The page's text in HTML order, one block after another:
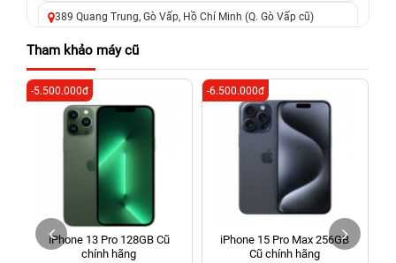
389 Quang Trung, Gò Vấp, Hồ Chí Minh (Q. Gò Vấp cũ)
625 - 625A Âu Cơ, Tân Phú, Hồ Chí Minh (Quận Tân Phú cũ)
326 Lê Văn Việt, Tăng Nhơn Phú, Hồ Chí Minh (Q.9 TP. Thủ
Đức cũ)
256 Võ Văn Ngân, Thủ Đức, Hồ Chí Minh (Bình Thọ, TP. Thủ
Đức Cũ)
70 Nguyễn An Ninh, Dĩ An, Hồ Chí Minh (Bình Dương Cũ)
24h Vũng Tàu: 162A Ba Cu, Vũng Tàu, Hồ Chí Minh (TP. Vũng
Tàu cũ)
198 Hoàng Văn Thụ, Tân Sơn Nhất, Hồ Chí Minh (Tân Bình
Tham khảo máy cũ
iPhone 13 Pro 128GB Cũ
chính hãng
-5.500.000đ
iPhone 15 Pro Max 256GB
Cũ chính hãng
-6.500.000đ